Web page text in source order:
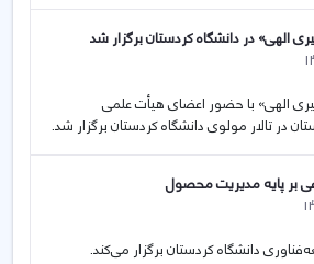
الهی» در دانشگاه کردستان برگزار شد
الهی» با حضور اعضای هیأت علمی
در تالار مولوی دانشگاه کردستان برگزار شد.
پایه مدیریت محصول
دانشگاه کردستان برگزار می‌کند.